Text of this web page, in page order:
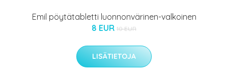
Emil pöytätabletti luonnonvärinen-valkoinen
8 EUR 10 EUR
LISÄTIETOJA